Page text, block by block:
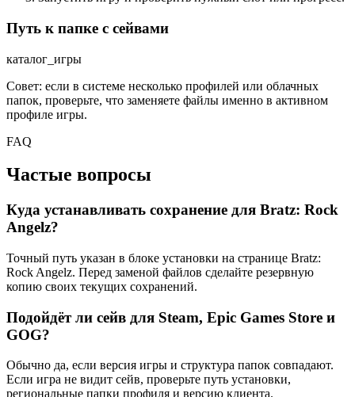
Путь к папке с сейвами
каталог_игры
Совет: если в системе несколько профилей или облачных
папок, проверьте, что заменяете файлы именно в активном
профиле игры.
FAQ
Частые вопросы
Куда устанавливать сохранение для Bratz: Rock
Angelz?
Точный путь указан в блоке установки на странице Bratz:
Rock Angelz. Перед заменой файлов сделайте резервную
копию своих текущих сохранений.
Подойдёт ли сейв для Steam, Epic Games Store и
GOG?
Обычно да, если версия игры и структура папок совпадают.
Если игра не видит сейв, проверьте путь установки,
региональные папки профиля и версию клиента.